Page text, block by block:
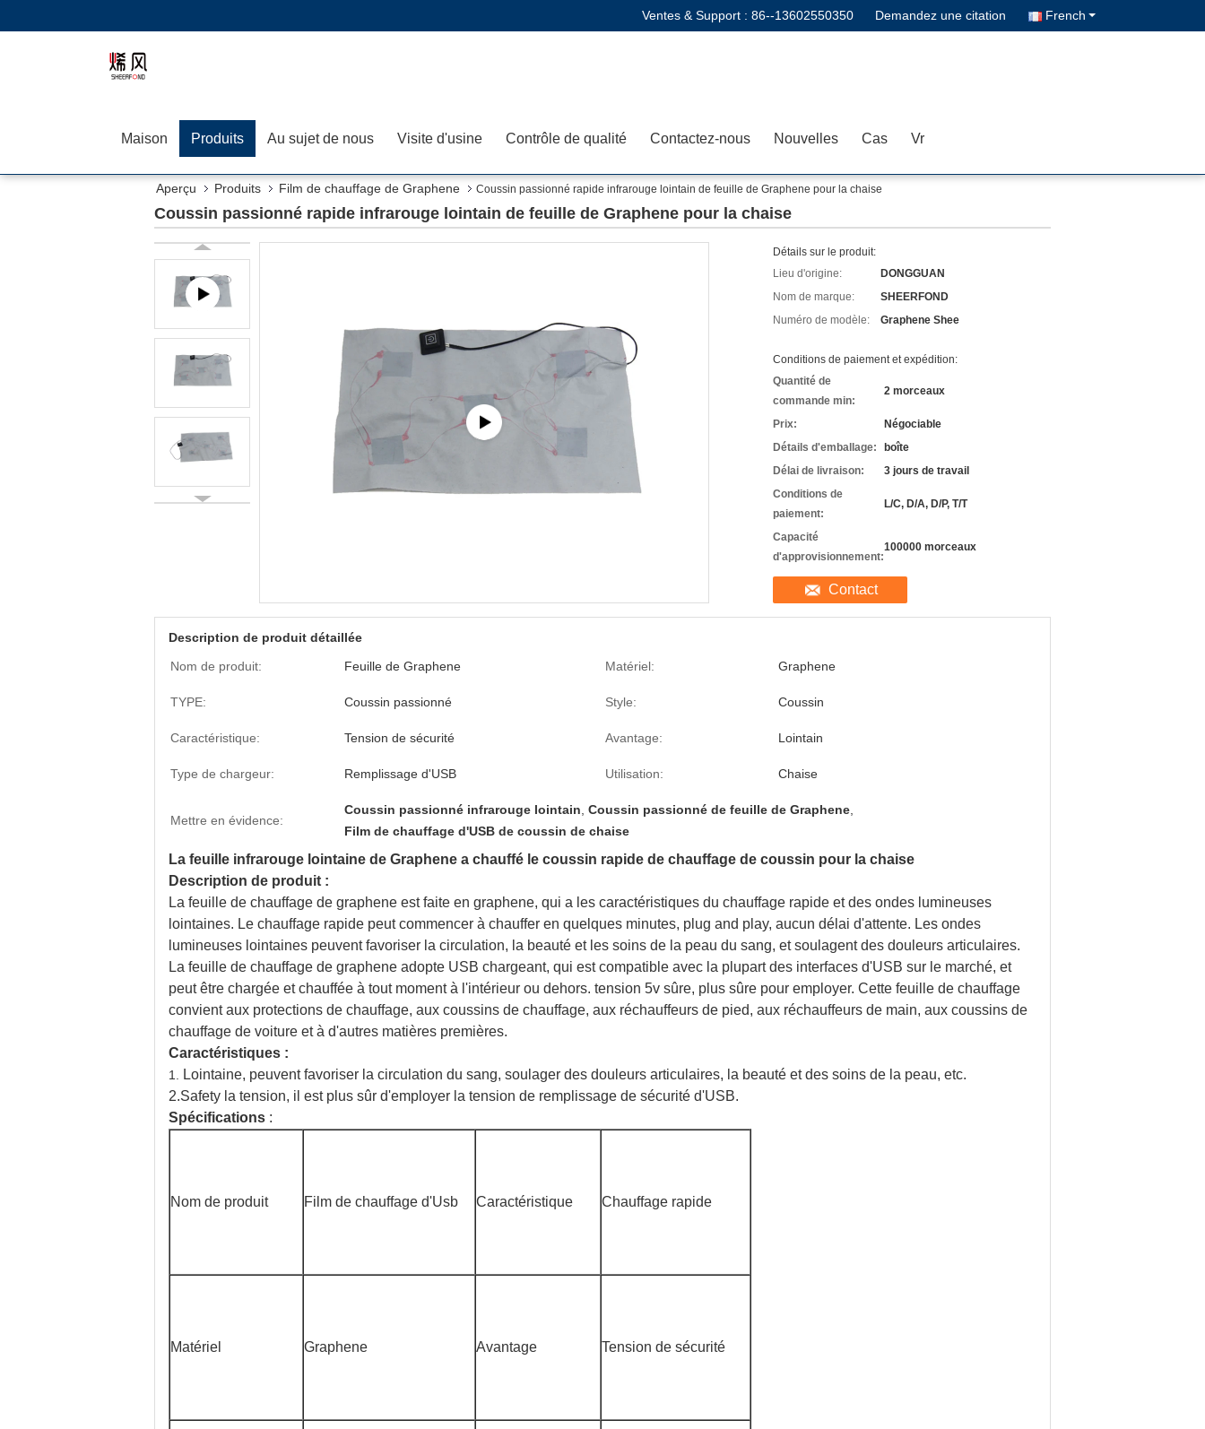
Ventes & Support : 86--13602550350 Demandez une citation French
Maison Produits Au sujet de nous Visite d'usine Contrôle de qualité Contactez-nous Nouvelles Cas Vr
Aperçu Produits Film de chauffage de Graphene Coussin passionné rapide infrarouge lointain de feuille de Graphene pour la chaise
Coussin passionné rapide infrarouge lointain de feuille de Graphene pour la chaise
Détails sur le produit:
Lieu d'origine:
DONGGUAN
Nom de marque:
SHEERFOND
Numéro de modèle:
Graphene Shee
Conditions de paiement et expédition:
Quantité de
commande min:
2 morceaux
Prix:
Négociable
Détails d'emballage:
boîte
Délai de livraison:
3 jours de travail
Conditions de
paiement:
L/C, D/A, D/P, T/T
Capacité
d'approvisionnement:
100000 morceaux
Contact
Description de produit détaillée
Nom de produit:
Feuille de Graphene Matériel: Graphene
TYPE: Coussin passionné Style: Coussin
Caractéristique: Tension de sécurité Avantage: Lointain
Type de chargeur: Remplissage d'USB Utilisation: Chaise
Mettre en évidence:
Coussin passionné infrarouge lointain Coussin passionné de feuille de Graphene
Film de chauffage d'USB de coussin de chaise
La feuille infrarouge lointaine de Graphene a chauffé le coussin rapide de chauffage de coussin pour la chaise
Description de produit :
La feuille de chauffage de graphene est faite en graphene, qui a les caractéristiques du chauffage rapide et des ondes lumineuses
lointaines. Le chauffage rapide peut commencer à chauffer en quelques minutes, plug and play, aucun délai d'attente. Les ondes
lumineuses lointaines peuvent favoriser la circulation, la beauté et les soins de la peau du sang, et soulagent des douleurs articulaires.
La feuille de chauffage de graphene adopte USB chargeant, qui est compatible avec la plupart des interfaces d'USB sur le marché, et
peut être chargée et chauffée à tout moment à l'intérieur ou dehors. tension 5v sûre, plus sûre pour employer. Cette feuille de chauffage
convient aux protections de chauffage, aux coussins de chauffage, aux réchauffeurs de pied, aux réchauffeurs de main, aux coussins de
chauffage de voiture et à d'autres matières premières.
Caractéristiques :
1.
Lointaine, peuvent favoriser la circulation du sang, soulager des douleurs articulaires, la beauté et des soins de la peau, etc.
2.Safety la tension, il est plus sûr d'employer la tension de remplissage de sécurité d'USB.
Spécifications :
Nom de produit Film de chauffage d'Usb Caractéristique Chauffage rapide
Matériel Graphene Avantage Tension de sécurité